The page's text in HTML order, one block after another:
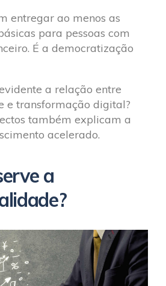
entregar ao menos as
para pessoas com
É a democratização
a relação entre
e transformação digital?
também explicam a
acelerado.
a